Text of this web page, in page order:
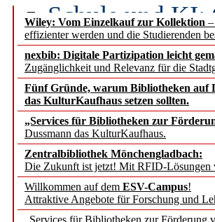
Wiley: Vom Einzelkauf zur Kollektion
effizienter werden und die Studierenden
nexbib: Digitale Partizipation leicht
Zugänglichkeit und Relevanz für die
Fünf Gründe, warum Bibliotheken auf
das KulturKaufhaus setzen sollten.
„Services für Bibliotheken zur
Dussmann das KulturKaufhaus.
Zentralbibliothek Mönchengladbach:
Die Zukunft ist jetzt! Mit RFID-Lösungen
Willkommen auf dem ESV-Campus!
Attraktive Angebote für Forschung und
„Services für Bibliotheken zur Förderung
Schule und KI:
Erfolgreiches
Segment
angepasst
konstruktiv!